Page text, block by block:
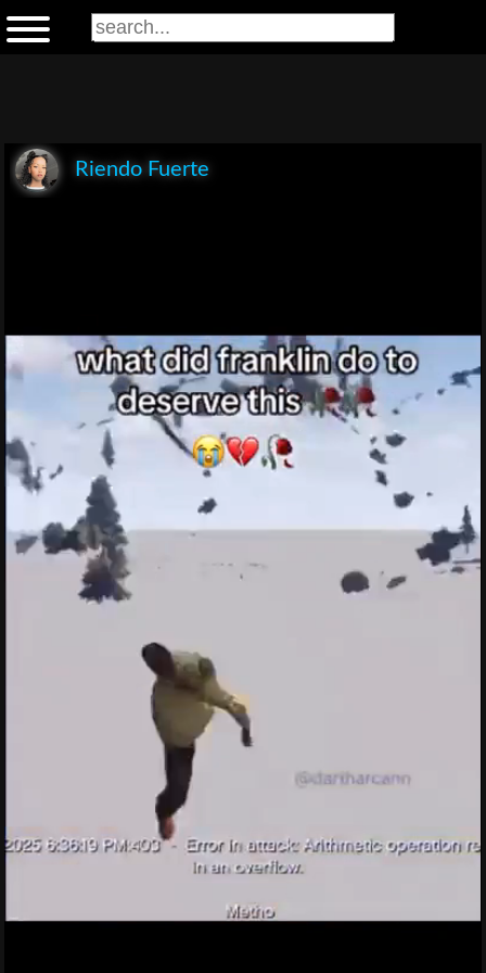
Riendo Fuerte